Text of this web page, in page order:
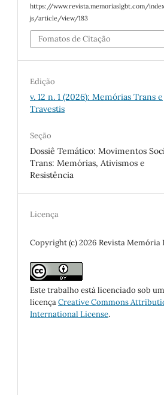
https://www.revista.memoriaslgbt.com/
js/article/view/183
Fomatos de Citação
Edição
v. 12 n. 1 (2026): Memórias Trans e
Travestis
Seção
Dossiê Temático: Movimentos
Trans: Memórias, Ativismos e
Resistência
Licença
Copyright (c) 2026 Revista Memória
Este trabalho está licenciado sob
licençaCreative Commons
International License.